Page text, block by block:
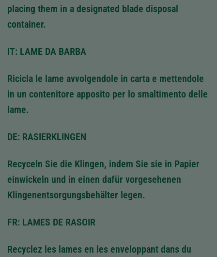
placing them in a designated blade disposal
container.
IT: LAME DA BARBA
Ricicla le lame avvolgendole in carta e mettendole
in un contenitore apposito per lo smaltimento delle
lame.
DE: RASIERKLINGEN
Recyceln Sie die Klingen, indem Sie sie in Papier
einwickeln und in einen dafür vorgesehenen
Klingenentsorgungsbehälter legen.
FR: LAMES DE RASOIR
Recyclez les lames en les enveloppant dans du